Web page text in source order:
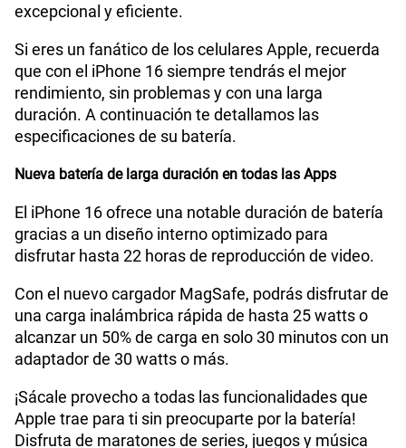
excepcional y eficiente.
Si eres un fanático de los celulares Apple, recuerda
que con el iPhone 16 siempre tendrás el mejor
rendimiento, sin problemas y con una larga
duración. A continuación te detallamos las
especificaciones de su batería.
Nueva batería de larga duración en todas las Apps
El iPhone 16 ofrece una notable duración de batería
gracias a un diseño interno optimizado para
disfrutar hasta 22 horas de reproducción de video.
Con el nuevo cargador MagSafe, podrás disfrutar de
una carga inalámbrica rápida de hasta 25 watts o
alcanzar un 50% de carga en solo 30 minutos con un
adaptador de 30 watts o más.
¡Sácale provecho a todas las funcionalidades que
Apple trae para ti sin preocuparte por la batería!
Disfruta de maratones de series, juegos y música